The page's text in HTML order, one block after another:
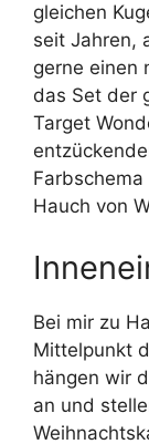
gleichen
seit Jahren,
gerne einen
das Set der
Target
Hauch von
Bei mir zu
Mittelpunkt
hängen wir
an und